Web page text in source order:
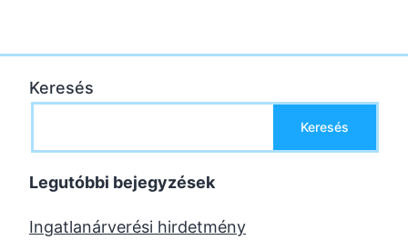
Keresés
Keresés
Legutóbbi bejegyzések
Ingatlanárverési hirdetmény